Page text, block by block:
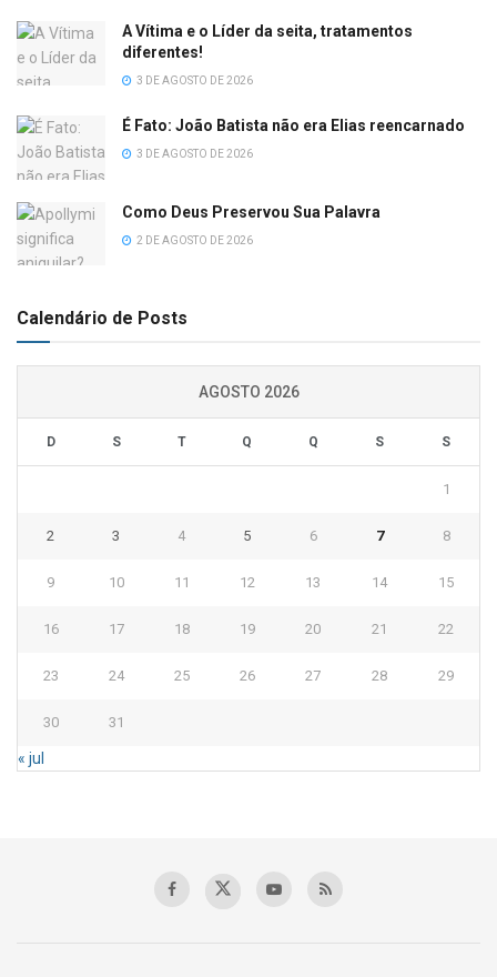
A Vítima e o Líder da seita, tratamentos
diferentes!
3 DE AGOSTO DE 2026
É Fato: João Batista não era Elias reencarnado
3 DE AGOSTO DE 2026
Como Deus Preservou Sua Palavra
2 DE AGOSTO DE 2026
Calendário de Posts
AGOSTO 2026
D S T Q Q S S
1
2 3 4 5 6 7 8
9 10 11 12 13 14 15
16 17 18 19 20 21 22
23 24 25 26 27 28 29
30 31
« jul